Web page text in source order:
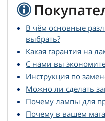
В чём основные
выбрать?
Какая гарантия на
С нами вы экономите
Инструкция по
Можно ли сделать
Почему лампы для
Почему в вашем